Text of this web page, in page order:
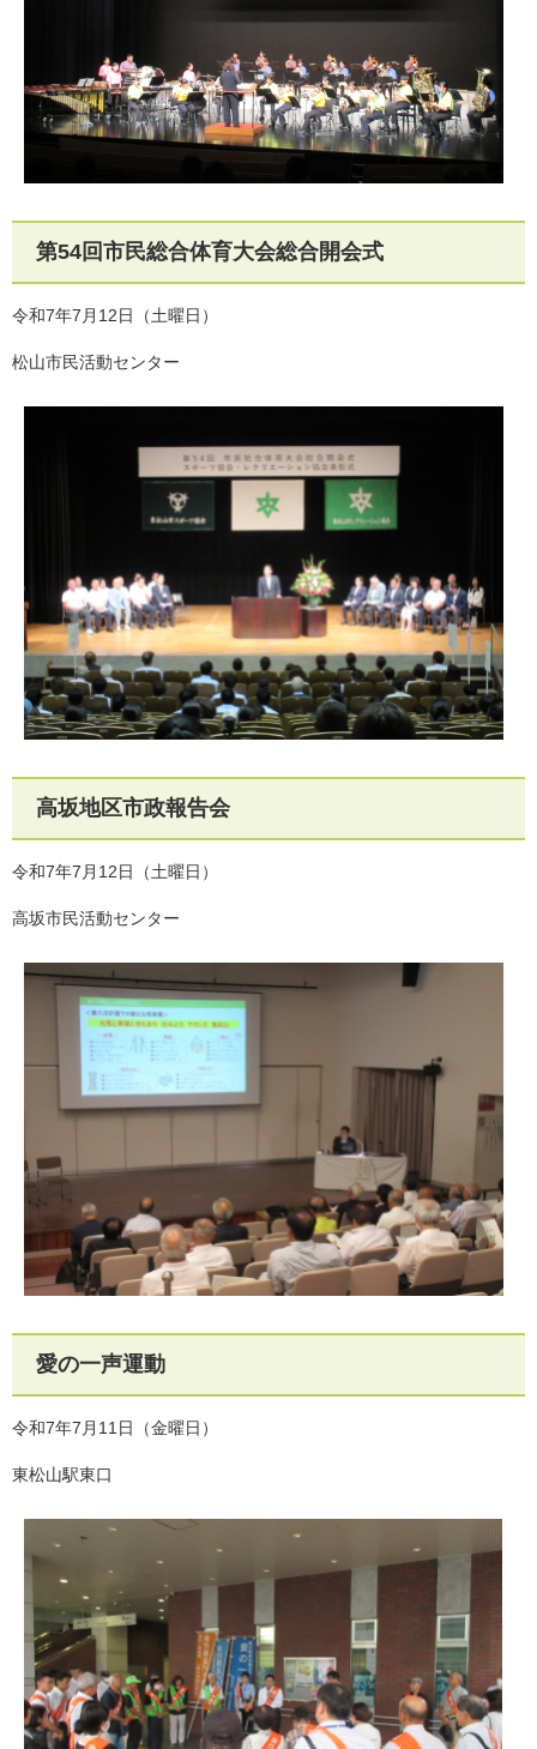
第54回市民総合体育大会総合開会式
令和7年7月12日（土曜日）
松山市民活動センター
高坂地区市政報告会
令和7年7月12日（土曜日）
高坂市民活動センター
愛の一声運動
令和7年7月11日（金曜日）
東松山駅東口